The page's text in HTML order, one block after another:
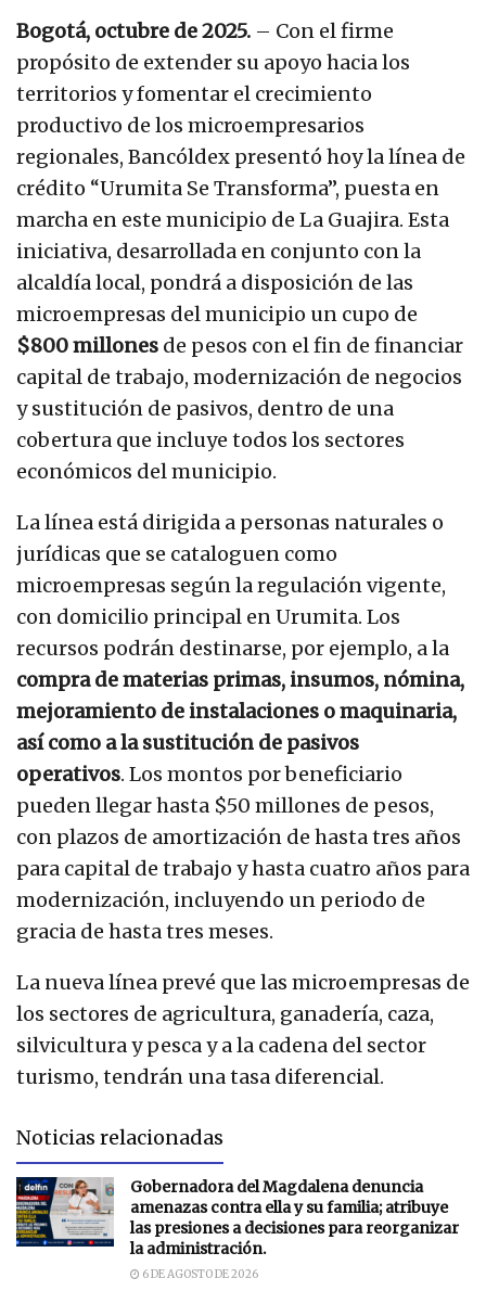
Bogotá, octubre de 2025. – Con el firme
propósito de extender su apoyo hacia los
territorios y fomentar el crecimiento
productivo de los microempresarios
regionales, Bancóldex presentó hoy la línea de
crédito “Urumita Se Transforma”, puesta en
marcha en este municipio de La Guajira. Esta
iniciativa, desarrollada en conjunto con la
alcaldía local, pondrá a disposición de las
microempresas del municipio un cupo de
$800 millones de pesos con el fin de financiar
capital de trabajo, modernización de negocios
y sustitución de pasivos, dentro de una
cobertura que incluye todos los sectores
económicos del municipio.
La línea está dirigida a personas naturales o
jurídicas que se cataloguen como
microempresas según la regulación vigente,
con domicilio principal en Urumita. Los
recursos podrán destinarse, por ejemplo, a la
compra de materias primas, insumos, nómina,
mejoramiento de instalaciones o maquinaria,
así como a la sustitución de pasivos
operativos. Los montos por beneficiario
pueden llegar hasta $50 millones de pesos,
con plazos de amortización de hasta tres años
para capital de trabajo y hasta cuatro años para
modernización, incluyendo un periodo de
gracia de hasta tres meses.
La nueva línea prevé que las microempresas de
los sectores de agricultura, ganadería, caza,
silvicultura y pesca y a la cadena del sector
turismo, tendrán una tasa diferencial.
Noticias relacionadas
Gobernadora del Magdalena denuncia
amenazas contra ella y su familia; atribuye
las presiones a decisiones para reorganizar
la administración.
6 DE AGOSTO DE 2026